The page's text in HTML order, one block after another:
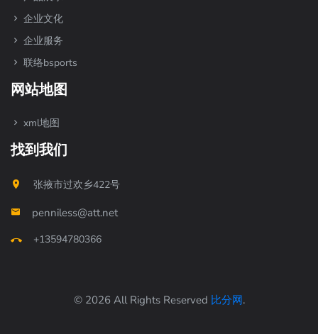
企业文化
企业服务
联络bsports
网站地图
xml地图
找到我们
张掖市过欢乡422号
penniless@att.net
+13594780366
© 2026 All Rights Reserved 比分网.